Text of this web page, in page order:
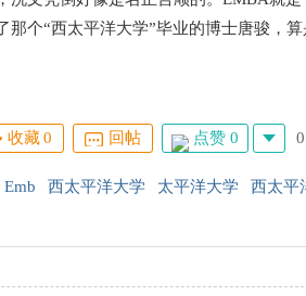
那个“西太平洋大学”毕业的博士唐骏，算
收藏0 回帖 点赞 0 0
Emb 西太平洋大学 太平洋大学 西太平